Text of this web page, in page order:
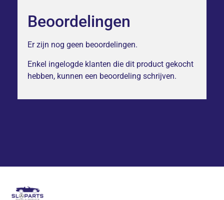
Beoordelingen
Er zijn nog geen beoordelingen.
Enkel ingelogde klanten die dit product gekocht
hebben, kunnen een beoordeling schrijven.